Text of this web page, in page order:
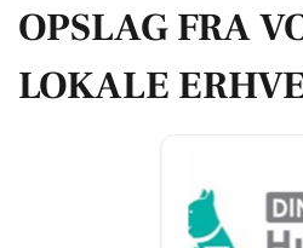
OPSLAG FRA
LOKALE